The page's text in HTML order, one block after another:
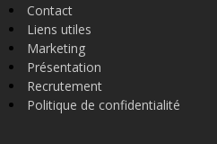
Contact
Liens utiles
Marketing
Présentation
Recrutement
Politique de confidentialité